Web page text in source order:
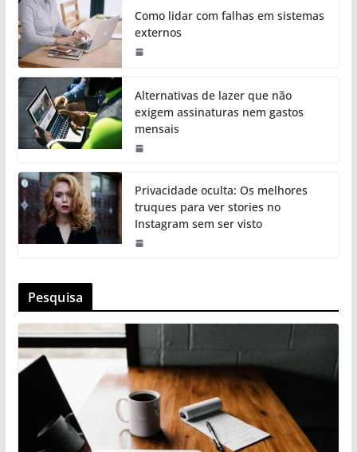
Como lidar com falhas em sistemas
externos
Alternativas de lazer que não
exigem assinaturas nem gastos
mensais
Privacidade oculta: Os melhores
truques para ver stories no
Instagram sem ser visto
Pesquisa